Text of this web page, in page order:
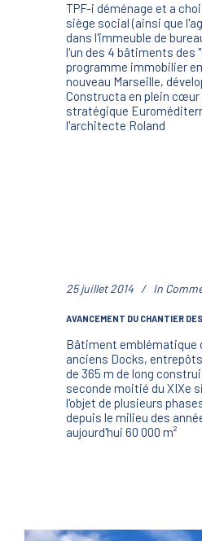
TPF-i déménage et a
siège social (ainsi que
dans l'immeuble de
l'un des 4 bâtiments des
programme immobilier
nouveau Marseille,
Constructa en plein
stratégique
l'architecte Roland
25 juillet 2014 In
AVANCEMENT DU CHANTIER
Bâtiment emblématique
anciens Docks,
de 365 m de long
seconde moitié du XIXe
l'objet de plusieurs
depuis le milieu des
aujourd'hui 60 000 m²